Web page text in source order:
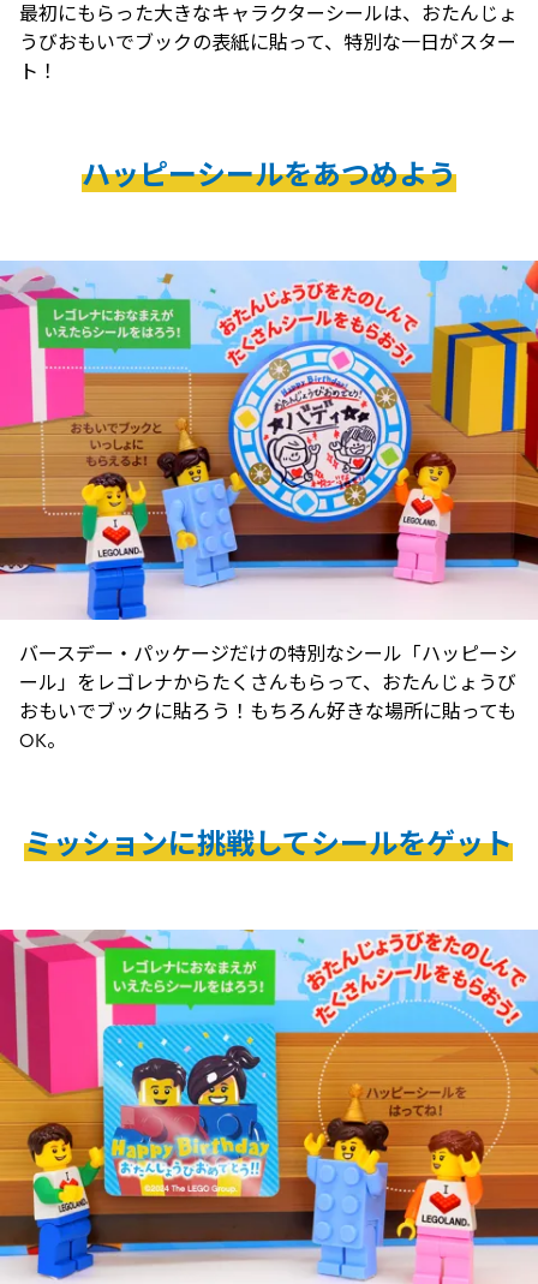
最初にもらった大きなキャラクターシールは、おたんじょ
うびおもいでブックの表紙に貼って、特別な一日がスター
ト！
ハッピーシールをあつめよう
バースデー・パッケージだけの特別なシール「ハッピーシ
ール」をレゴレナからたくさんもらって、おたんじょうび
おもいでブックに貼ろう！もちろん好きな場所に貼っても
OK。
ミッションに挑戦してシールをゲット